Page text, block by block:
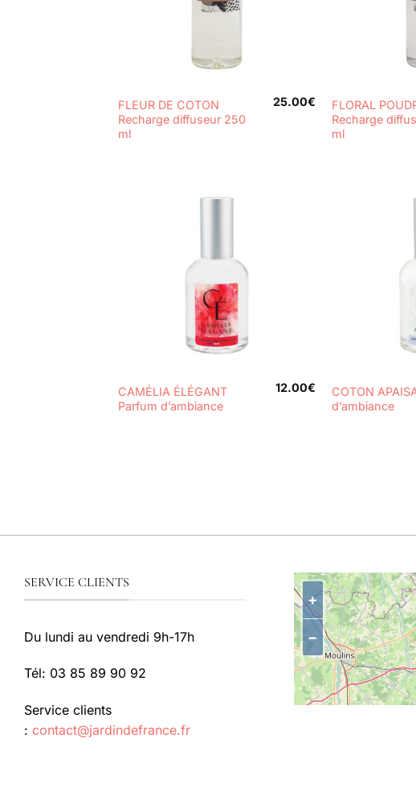
FLEUR DE COTON
Recharge diffuseur 250
ml
25.00€
FLORAL
Recharge
ml
CAMÉLIA ÉLÉGANT
Parfum d’ambiance
12.00€
COTON
d’ambiance
SERVICE CLIENTS
Du lundi au vendredi 9h-17h
Tél: 03 85 89 90 92
Service clients
: contact@jardindefrance.fr
+
−